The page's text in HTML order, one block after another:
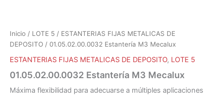
Inicio / LOTE 5 / ESTANTERIAS FIJAS METALICAS DE
DEPOSITO / 01.05.02.00.0032 Estantería M3 Mecalux
ESTANTERIAS FIJAS METALICAS DE DEPOSITO, LOTE 5
01.05.02.00.0032 Estantería M3 Mecalux
Máxima flexibilidad para adecuarse a múltiples aplicaciones